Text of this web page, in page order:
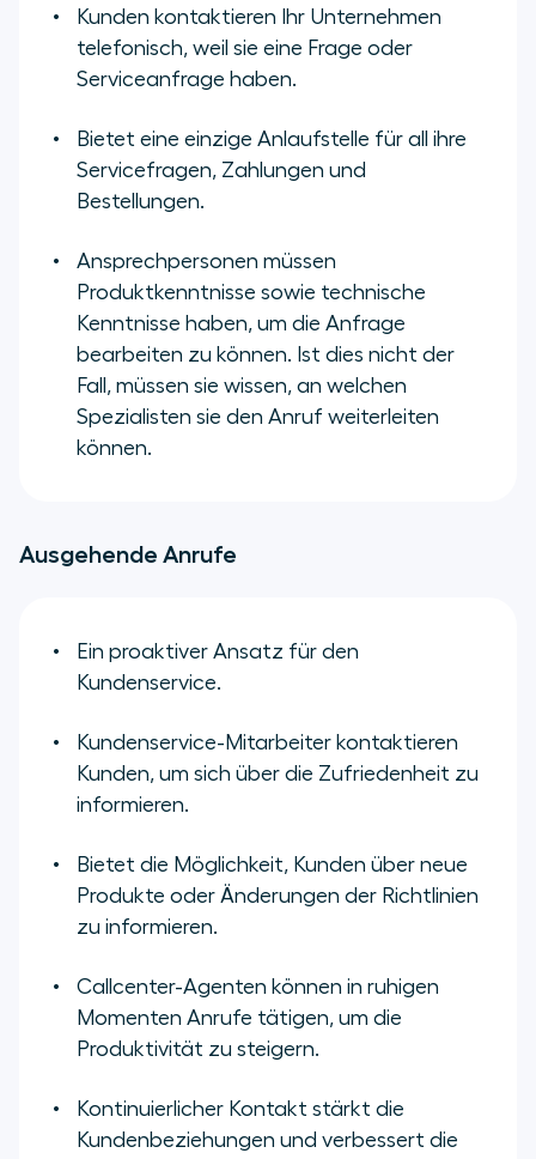
Kunden kontaktieren Ihr Unternehmen
telefonisch, weil sie eine Frage oder
Serviceanfrage haben.
Bietet eine einzige Anlaufstelle für all ihre
Servicefragen, Zahlungen und
Bestellungen.
Ansprechpersonen müssen
Produktkenntnisse sowie technische
Kenntnisse haben, um die Anfrage
bearbeiten zu können. Ist dies nicht der
Fall, müssen sie wissen, an welchen
Spezialisten sie den Anruf weiterleiten
können.
Ausgehende Anrufe
Ein proaktiver Ansatz für den
Kundenservice.
Kundenservice-Mitarbeiter kontaktieren
Kunden, um sich über die Zufriedenheit zu
informieren.
Bietet die Möglichkeit, Kunden über neue
Produkte oder Änderungen der Richtlinien
zu informieren.
Callcenter-Agenten können in ruhigen
Momenten Anrufe tätigen, um die
Produktivität zu steigern.
Kontinuierlicher Kontakt stärkt die
Kundenbeziehungen und verbessert die